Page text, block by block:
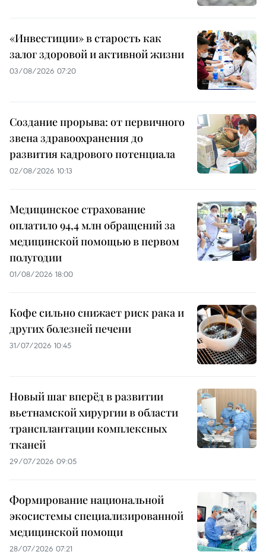
«Инвестиции» в старость как
залог здоровой и активной жизни
03/08/2026 07:20
Создание прорыва: от первичного
звена здравоохранения до
развития кадрового потенциала
02/08/2026 10:13
Медицинское страхование
оплатило 94,4 млн обращений за
медицинской помощью в первом
полугодии
01/08/2026 18:00
Кофе сильно снижает риск рака и
других болезней печени
31/07/2026 10:45
Новый шаг вперёд в развитии
вьетнамской хирургии в области
трансплантации комплексных
тканей
29/07/2026 09:05
Формирование национальной
экосистемы специализированной
медицинской помощи
28/07/2026 07:21